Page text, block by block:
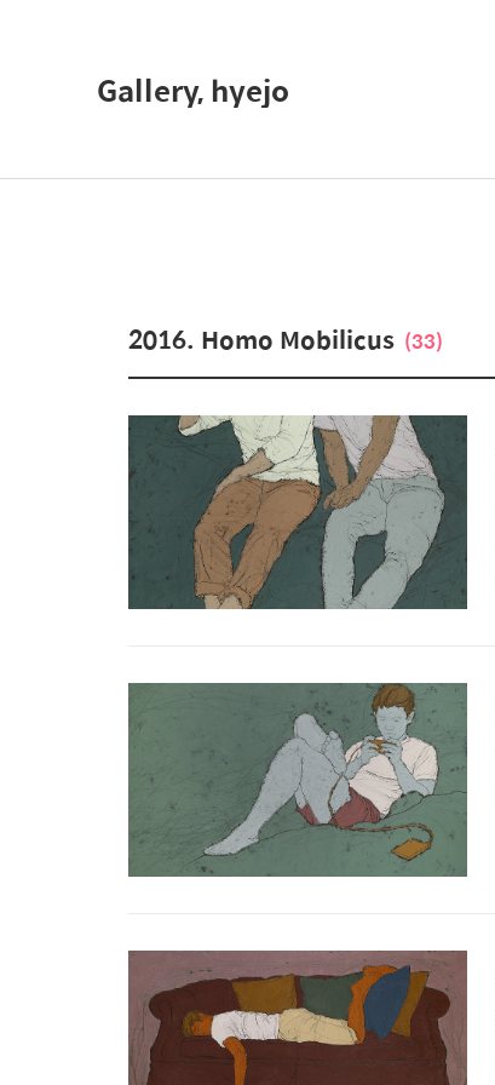
Gallery, hyejo
2016. Homo Mobilicus (33)